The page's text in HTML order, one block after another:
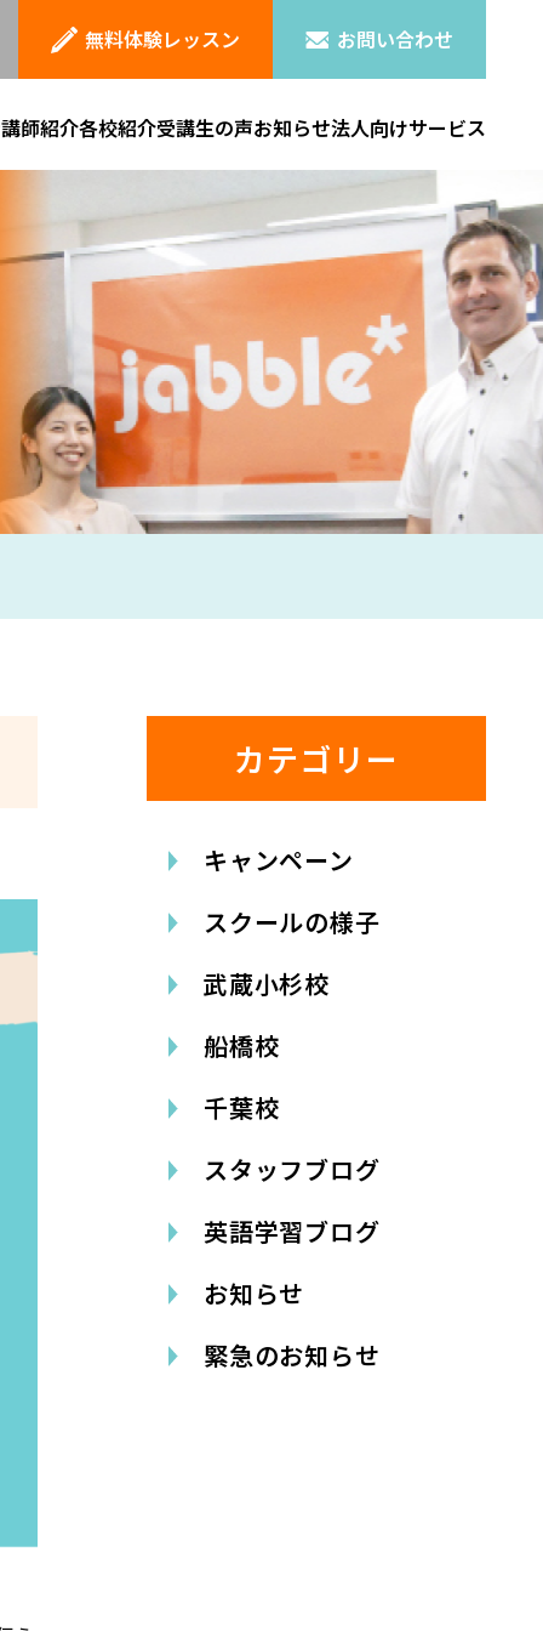
無料体験レッスン お問い合わせ
講師紹介各校紹介受講生の声お知らせ法人向けサービス
カテゴリー
キャンペーン
スクールの様子
武蔵小杉校
船橋校
千葉校
スタッフブログ
英語学習ブログ
お知らせ
緊急のお知らせ